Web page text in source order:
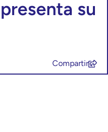
su
Compartir